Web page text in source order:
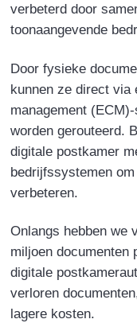
verbeterd door
toonaangevende
Door fysieke
kunnen ze direct via
management
worden gerouteerd.
digitale postkamer
bedrijfssystemen
verbeteren.
Onlangs hebben we
miljoen documenten
digitale
verloren
lagere kosten.